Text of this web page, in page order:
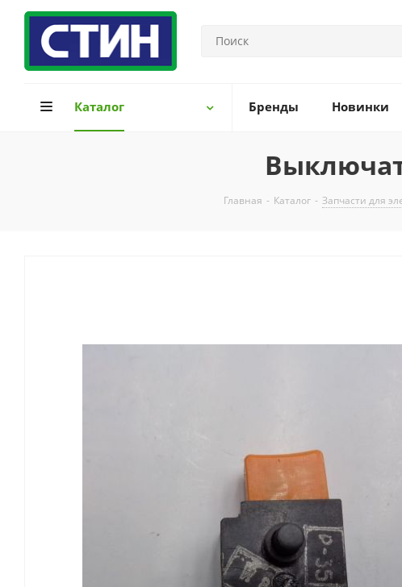
Каталог Бренды Новинки
Главная - Каталог - Запчасти для